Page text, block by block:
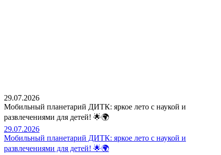
29.07.2026
Мобильный планетарий ДИТК: яркое лето с наукой и
развлечениями для детей! 🌟🌍
29.07.2026
Мобильный планетарий ДИТК: яркое лето с наукой и
развлечениями для детей! 🌟🌍